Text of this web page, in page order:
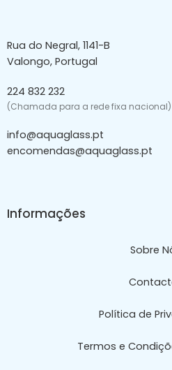
Rua do Negral, 1141-B
Valongo, Portugal
224 832 232
(Chamada para a rede fixa nacional)
info@aquaglass.pt
encomendas@aquaglass.pt
Informações
Sobre
Política de
Termos e